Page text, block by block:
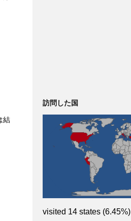
結
訪問した国
visited 14 states (6.45%)